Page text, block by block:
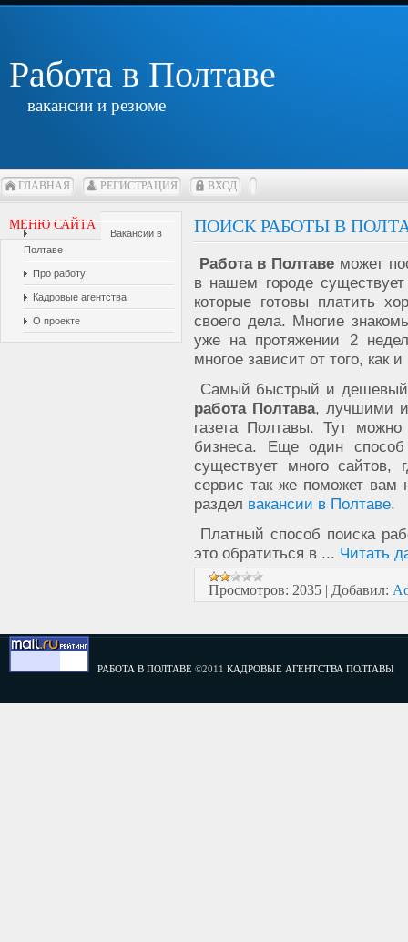
Работа в Полтаве
вакансии и резюме
ГЛАВНАЯ РЕГИСТРАЦИЯ ВХОД
МЕНЮ САЙТА
Вакансии в
Полтаве
Про работу
Кадровые агентства
О проекте
ПОИСК РАБОТЫ В
Работа в Полтаве может
в нашем городе
которые готовы платить
своего дела. Многие
уже на протяжении 2
многое зависит от того, как
Самый быстрый и дешевый
работа Полтава, лучшими
газета Полтавы. Тут
бизнеса. Еще один
существует много
сервис так же поможет вам
раздел вакансии в Полтаве.
Платный способ поиска
это обратиться в ... Читать
Просмотров: 2035 | Добавил:
РАБОТА В ПОЛТАВЕ ©2011 КАДРОВЫЕ АГЕНТСТВА ПОЛТАВЫ